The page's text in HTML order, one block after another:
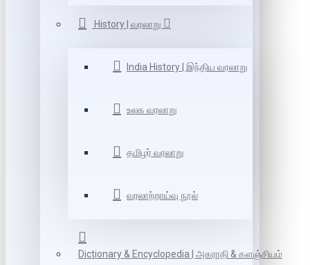
History | வரலாறு
India History | இந்திய வரலாறு
உலக வரலாறு
தமிழர் வரலாறு
வரலாற்றாய்வு நூல்
Dictionary & Encyclopedia | அகராதி & களஞ்சியம்